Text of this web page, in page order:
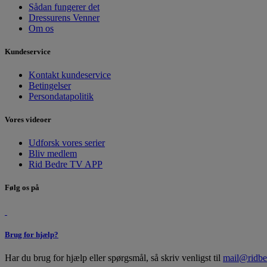
Sådan fungerer det
Dressurens Venner
Om os
Kundeservice
Kontakt kundeservice
Betingelser
Persondatapolitik
Vores videoer
Udforsk vores serier
Bliv medlem
Rid Bedre TV APP
Følg os på
Brug for hjælp?
Har du brug for hjælp eller spørgsmål, så skriv venligst til